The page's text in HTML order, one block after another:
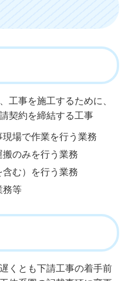
工事を施工するために、
契約を締結する工事
場で作業を行う業務
のみを行う業務
む）を行う業務
務等
くとも下請工事の着手前